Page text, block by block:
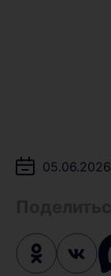
05.06.2026